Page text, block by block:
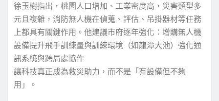
徐玉樹指出，桃園人口增加、工業密度高，災害類型多
元且複雜，消防無人機在偵蒐、評估、吊掛器材等任務
上都具有關鍵作用。他建議市府逐年強化：增購無人機
設備提升飛手訓練量與訓練環境（如龍潭大池）強化通
訊系統與跨局處協作
讓科技真正成為救災助力，而不是「有設備但不夠
用」。